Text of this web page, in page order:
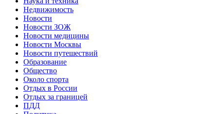
Недвижимость
Новости
Новости ЗОЖ
Новости медицины
Новости Москвы
Новости путешествий
Образование
Общество
Около спорта
Отдых в России
Отдых за границей
ПДД